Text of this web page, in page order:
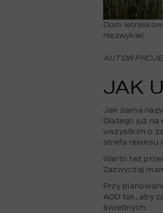
Dom
niezwykle!
AUTOR
JAK
Jak sama
Dlatego już
wszystkim o
strefa relaksu
Warto też
Zazwyczaj
Przy
AGD tak, aby
świetlnych.